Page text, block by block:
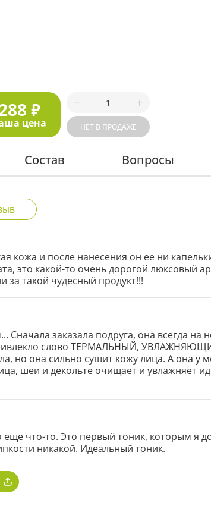
₽
цена НЕТ В ПРОДАЖЕ
Состав Вопросы
и после нанесения он ее ни капельки
это какой-то очень дорогой люксовый
за такой чудесный продукт!!!
Сначала заказала подруга, она всегда на
слово ТЕРМАЛЬНЫЙ,
но она сильно сушит кожу лица. А она у
шеи и декольте очищает и увлажняет
как тоник! Я пробовала!!! Честно, без
что-то. Это первый тоник, которым я
никакой. Идеальный тоник.